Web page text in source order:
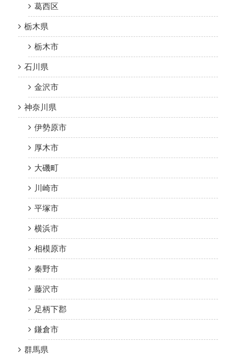
葛西区
栃木県
栃木市
石川県
金沢市
神奈川県
伊勢原市
厚木市
大磯町
川崎市
平塚市
横浜市
相模原市
秦野市
藤沢市
足柄下郡
鎌倉市
群馬県